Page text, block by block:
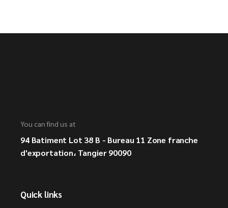
You can find us at
94 Batiment Lot 38 B - Bureau 11 Zone franche
d'exportation، Tangier 90090
Quick links